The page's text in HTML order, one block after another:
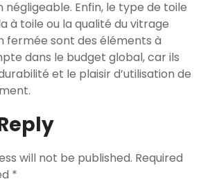
Enfin, le type de toile
à toile ou la qualité du vitrage
fermée sont des éléments à
dans le budget global, car ils
et le plaisir d’utilisation de
will not be published. Required
*